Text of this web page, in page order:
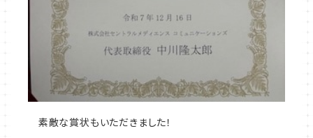
素敵な賞状もいただきました！